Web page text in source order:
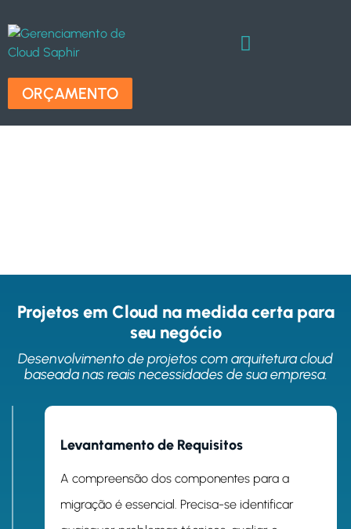
ORÇAMENTO
Projetos em Cloud na medida certa para
seu negócio
Desenvolvimento de projetos com arquitetura cloud
baseada nas reais necessidades de sua empresa.
Levantamento de Requisitos
A compreensão dos componentes para a
migração é essencial. Precisa-se identificar